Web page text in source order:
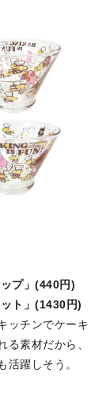
ップ」(440円)
ット」(1430円)
ッチンでケーキ
素材だから、
躍しそう。